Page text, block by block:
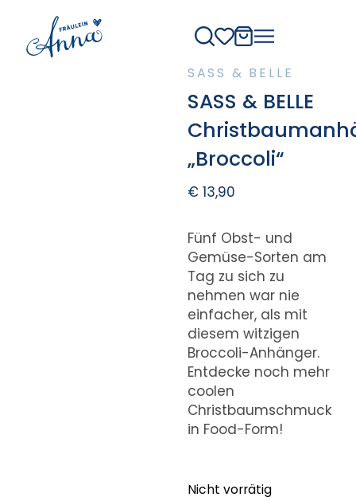
SASS & BELLE
SASS & BELLE
„Broccoli“
€13,90
Fünf Obst- und
Gemüse-Sorten am
Tag zu sich zu
nehmen war nie
einfacher, als mit
diesem witzigen
Broccoli-Anhänger.
Entdecke noch mehr
coolen
Christbaumschmuck
in Food-Form!
Nicht vorrätig